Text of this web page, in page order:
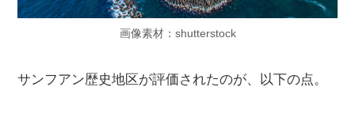
画像素材：shutterstock
サンフアン歴史地区が評価されたのが、以下の点。